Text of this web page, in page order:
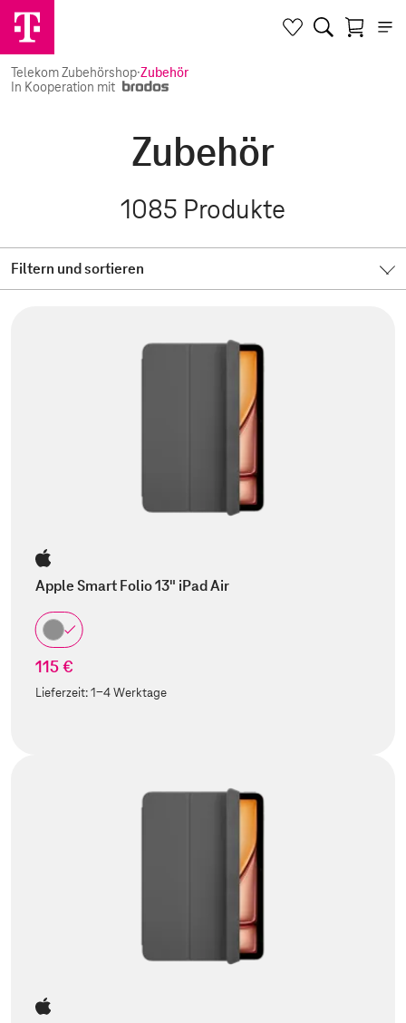
Telekom Zubehörshop·Zubehör
In Kooperation mit
Zubehör
1085 Produkte
Filtern und sortieren
Apple Smart Folio 13" iPad Air
115 €
Lieferzeit:1-4 Werktage